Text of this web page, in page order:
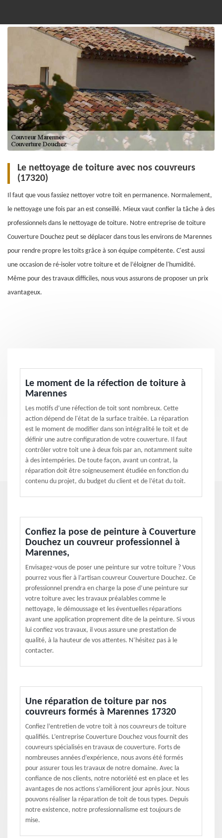
Le nettoyage de toiture avec nos couvreurs
(17320)
Il faut que vous fassiez nettoyer votre toit en permanence. Normalement,
le nettoyage une fois par an est conseillé. Mieux vaut confier la tâche à des
professionnels dans le nettoyage de toiture. Notre entreprise de toiture
Couverture Douchez peut se déplacer dans tous les environs de Marennes
pour rendre propre les toits grâce à son équipe compétente. C'est aussi
une occasion de ré-isoler votre toiture et de l’éloigner de l'humidité.
Même pour des travaux difficiles, nous vous assurons de proposer un prix
avantageux.
Le moment de la réfection de toiture à
Marennes
Les motifs d’une réfection de toit sont nombreux. Cette
action dépend de l'état de la surface traitée. La réparation
est le moment de modifier dans son intégralité le toit et de
définir une autre configuration de votre couverture. Il faut
contrôler votre toit une à deux fois par an, notamment suite
à des intempéries. De toute façon, avant un contrat, la
réparation doit être soigneusement étudiée en fonction du
contenu du projet, du budget du client et de l’état du toit.
Confiez la pose de peinture à Couverture
Douchez un couvreur professionnel à
Marennes,
Envisagez-vous de poser une peinture sur votre toiture ? Vous
pourrez vous fier à l’artisan couvreur Couverture Douchez. Ce
professionnel prendra en charge la pose d’une peinture sur
votre toiture avec les travaux préalables comme le
nettoyage, le démoussage et les éventuelles réparations
avant une application proprement dite de la peinture. Si vous
lui confiez vos travaux, il vous assure une prestation de
qualité, à la hauteur de vos attentes. N’hésitez pas à le
contacter.
Une réparation de toiture par nos
couvreurs formés à Marennes 17320
Confiez l’entretien de votre toit à nos couvreurs de toiture
qualifiés. L’entreprise Couverture Douchez vous fournit des
couvreurs spécialisés en travaux de couverture. Forts de
nombreuses années d’expérience, nous avons été formés
pour assurer tous les travaux de notre domaine. Avec la
confiance de nos clients, notre notoriété est en place et les
avantages de nos actions s’améliorent jour après jour. Nous
pouvons réaliser la réparation de toit de tous types. Depuis
notre existence, notre professionnalisme est toujours de
mise.